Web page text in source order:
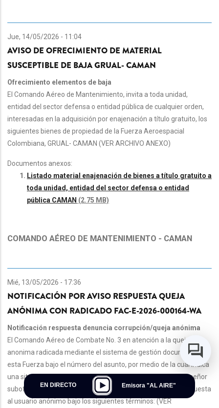
Jue, 14/05/2026 - 11:04
AVISO DE OFRECIMIENTO DE MATERIAL
SUSCEPTIBLE DE BAJA GRUAL- CAMAN
Ofrecimiento elementos de baja
El Comando Aéreo de Mantenimiento, invita a toda unidad,
entidad del sector defensa o entidad pública de cualquier orden,
interesadas en la adquisición por enajenación a título gratuito, los
siguientes bienes de propiedad de la Fuerza Aeroespacial
Colombiana, GRUAL- CAMAN (VER ARCHIVO ANEXO)
Documentos anexos:
Listado material enajenación de bienes a título gratuito a
toda unidad, entidad del sector defensa o entidad
pública CAMAN (2.75 MB)
COMANDO AÉREO DE MANTENIMIENTO - CAMAN
Mié, 13/05/2026 - 17:36
NOTIFICACIÓN POR AVISO RESPUESTA QUEJA
ANÓNIMA CON RADICADO FAC-E-2026-000164-WA
Notificación respuesta denuncia corrupción/queja anónima
El Comando Aéreo de Combate No. 3 en atención a la queja
anonima radicada mediante el sistema de gestión documental de
esta Fuerza bajo el número del asunto, por medio de la cual indica
una situación con la prestación de servicios por parte de un señor
suboficial de esta Unidad Militar Aérea, se permite darle respuesta
al usuario anónimo bajo los siguientes términos: (VER
EN DIRECTO Emisora "AL AIRE"